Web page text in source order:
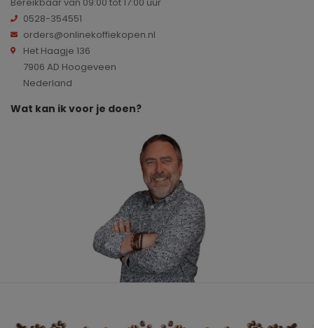
0528-354551
orders@onlinekoffiekopen.nl
Het Haagje 136
7906 AD Hoogeveen
Nederland
Wat kan ik voor je doen?